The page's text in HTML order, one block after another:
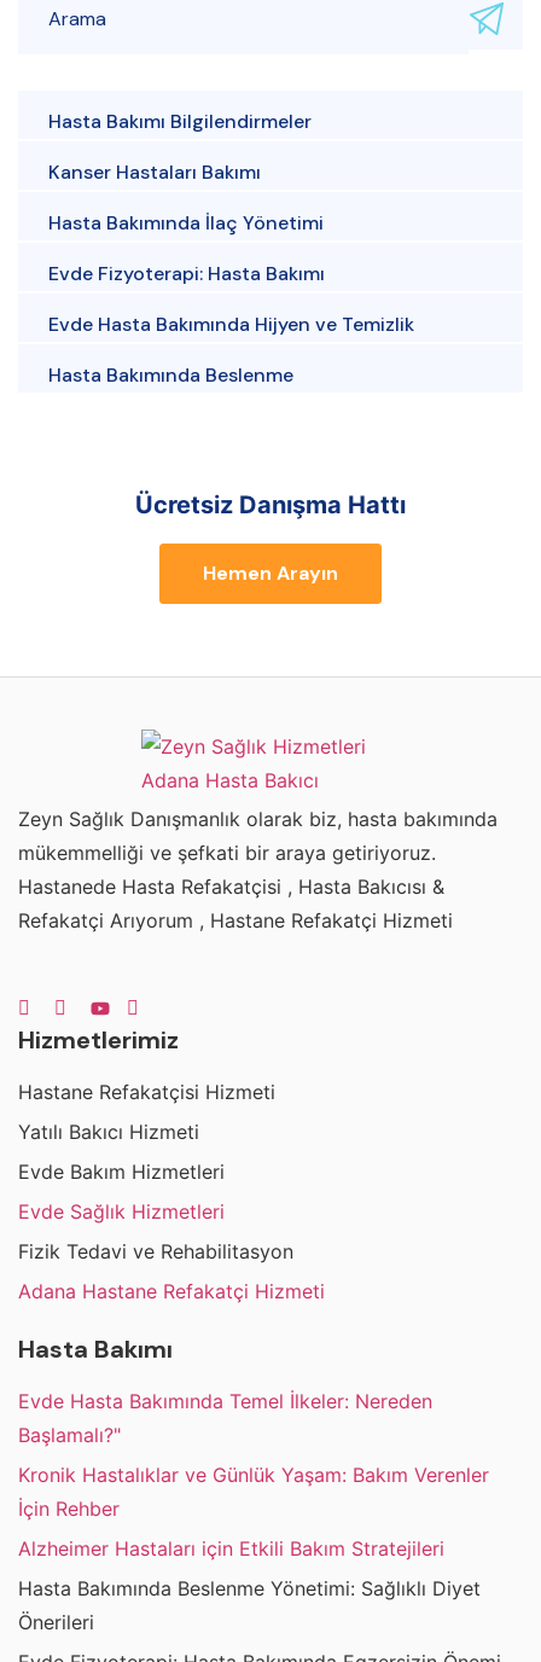
Hasta Bakımı Bilgilendirmeler
Kanser Hastaları Bakımı
Hasta Bakımında İlaç Yönetimi
Evde Fizyoterapi: Hasta Bakımı
Evde Hasta Bakımında Hijyen ve Temizlik
Hasta Bakımında Beslenme
Ücretsiz Danışma Hattı
Hemen Arayın
Zeyn Sağlık Danışmanlık olarak biz, hasta bakımında
mükemmelliği ve şefkati bir araya getiriyoruz.
Hastanede Hasta Refakatçisi , Hasta Bakıcısı &
Refakatçi Arıyorum , Hastane Refakatçi Hizmeti
Hizmetlerimiz
Hastane Refakatçisi Hizmeti
Yatılı Bakıcı Hizmeti
Evde Bakım Hizmetleri
Evde Sağlık Hizmetleri
Fizik Tedavi ve Rehabilitasyon
Adana Hastane Refakatçi Hizmeti
Hasta Bakımı
Evde Hasta Bakımında Temel İlkeler: Nereden
Başlamalı?"
Kronik Hastalıklar ve Günlük Yaşam: Bakım Verenler
İçin Rehber
Alzheimer Hastaları için Etkili Bakım Stratejileri
Hasta Bakımında Beslenme Yönetimi: Sağlıklı Diyet
Önerileri